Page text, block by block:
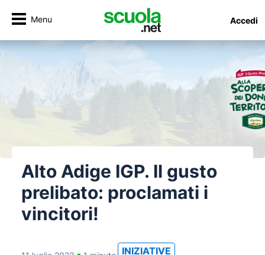
Menu Accedi
Alto Adige IGP. Il gusto
prelibato: proclamati i
vincitori!
INIZIATIVE